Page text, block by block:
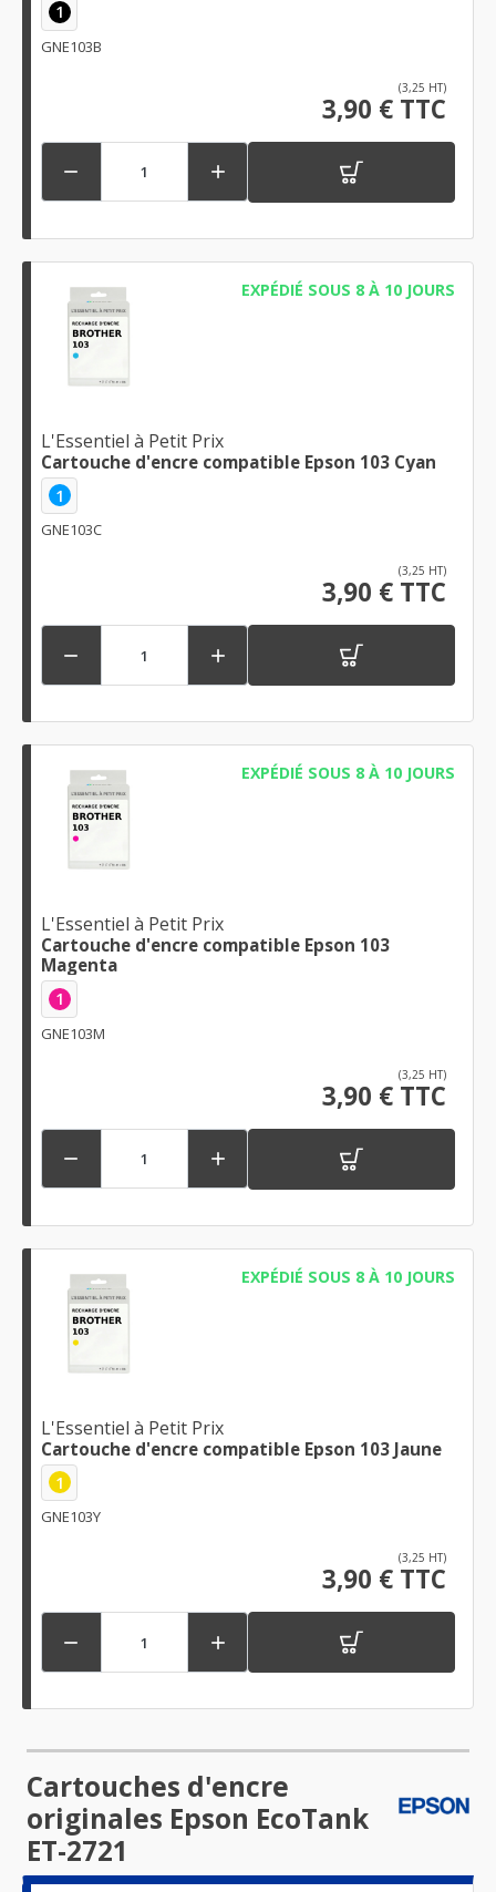
1
GNE103B
(3,25 HT)
3,90 € TTC
 
EXPÉDIÉ SOUS 8 À 10 JOURS
L'Essentiel à Petit Prix
Cartouche d'encre compatible Epson 103 Cyan
1
GNE103C
(3,25 HT)
3,90 € TTC
 
EXPÉDIÉ SOUS 8 À 10 JOURS
L'Essentiel à Petit Prix
Cartouche d'encre compatible Epson 103
Magenta
1
GNE103M
(3,25 HT)
3,90 € TTC
 
EXPÉDIÉ SOUS 8 À 10 JOURS
L'Essentiel à Petit Prix
Cartouche d'encre compatible Epson 103 Jaune
1
GNE103Y
(3,25 HT)
3,90 € TTC
 
Cartouches d'encre
originales Epson EcoTank
ET-2721